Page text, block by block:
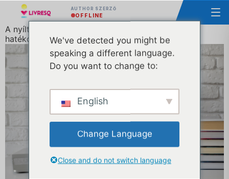
AUTHOR SZERZŐ
OFFLINE
A nyílt oktatási erőforrások (OER) fontossága és
hatékony felhasználásaWe've detected you might be
speaking a different language.
Do you want to change to:
English
Change Language
Close and do not switch language